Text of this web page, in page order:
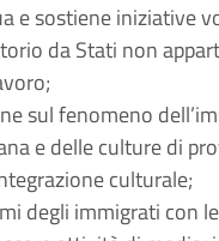
e sostiene iniziative
da Stati non
sul fenomeno
e delle culture di
culturale;
degli immigrati con